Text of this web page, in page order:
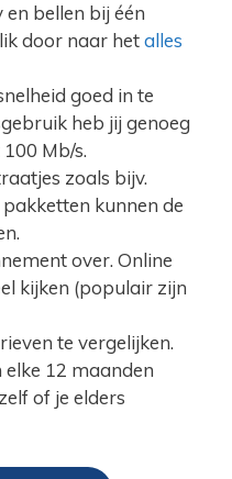
bellen bij één
door naar hetalles
goed in te
heb jij genoeg
Mb/s.
zoals bijv.
kunnen de
over. Online
kijken (populair zijn
te vergelijken.
12 maanden
of je elders